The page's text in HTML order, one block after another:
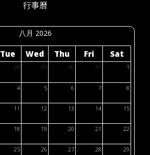
行事曆
八月 2026
Tue Wed Thu Fri Sat
28 29 30 31 1
4 5 6 7 8
11 12 13 14 15
18 19 20 21 22
25 26 27 28 29